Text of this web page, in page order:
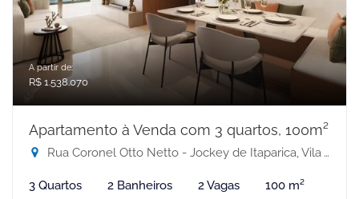
A partir de:
R$ 1.538.070
Apartamento à Venda com 3 quartos, 100m²
Rua Coronel Otto Netto - Jockey de Itaparica, Vila Velha-ES
3 Quartos 2 Banheiros 2 Vagas 100 m²